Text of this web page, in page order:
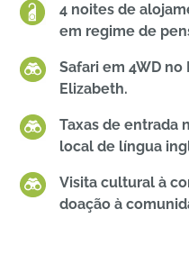
4 noites de
em regime de
Safari em 4WD
Elizabeth.
Taxas de entrada
local de língua
Visita cultural à
doação à